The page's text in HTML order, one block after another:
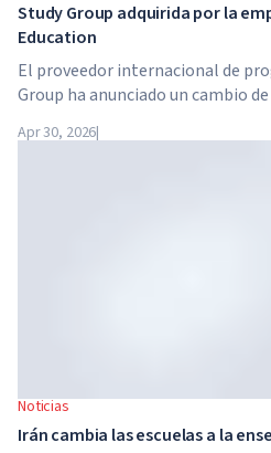
Study Group adquirida por la
Education
El proveedor internacional de
Group ha anunciado un cambio
inversión en el sector de la
Apr 30, 2026|
Noticias
Irán cambia las escuelas a la